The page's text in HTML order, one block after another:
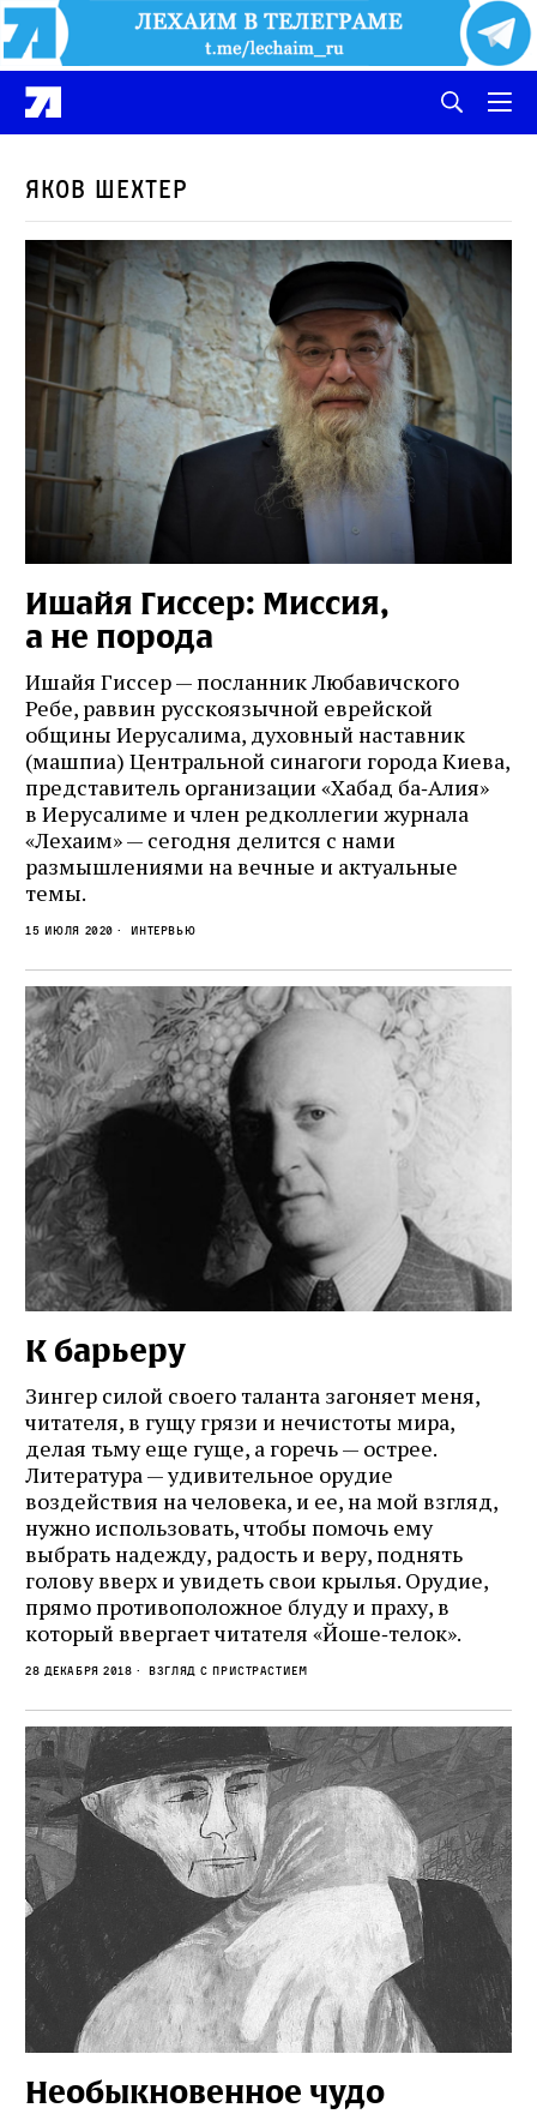
Яков Шехтер
Ишайя Гиссер: Миссия,
а не порода
Ишайя Гиссер — посланник Любавичского
Ребе, раввин русскоязычной еврейской
общины Иерусалима, духовный наставник
(машпиа) Центральной синагоги города Киева,
представитель организации «Хабад ба‑Алия»
в Иерусалиме и член редколлегии журнала
«Лехаим» — сегодня делится с нами
размышлениями на вечные и актуальные
темы.
15 июля 2020 Интервью
К барьеру
Зингер силой своего таланта загоняет меня,
читателя, в гущу грязи и нечистоты мира,
делая тьму еще гуще, а горечь — острее.
Литература — удивительное орудие
воздействия на человека, и ее, на мой взгляд,
нужно использовать, чтобы помочь ему
выбрать надежду, радость и веру, поднять
голову вверх и увидеть свои крылья. Орудие,
прямо противоположное блуду и праху, в
который ввергает читателя «Йоше‑телок».
28 декабря 2018 Взгляд с пристрастием
Необыкновенное чудо